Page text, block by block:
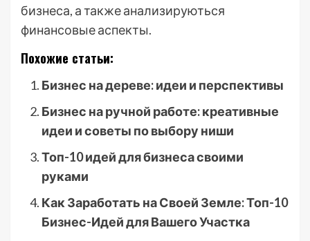
бизнеса, а также анализируються
финансовые аспекты.
Похожие статьи:
Бизнес на дереве: идеи и перспективы
Бизнес на ручной работе: креативные
идеи и советы по выбору ниши
Топ-10 идей для бизнеса своими
руками
Как Заработать на Своей Земле: Топ-10
Бизнес-Идей для Вашего Участка